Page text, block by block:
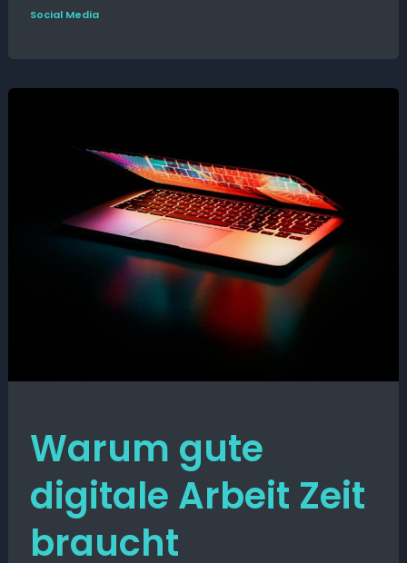
Social Media
Warum gute
digitale Arbeit Zeit
braucht